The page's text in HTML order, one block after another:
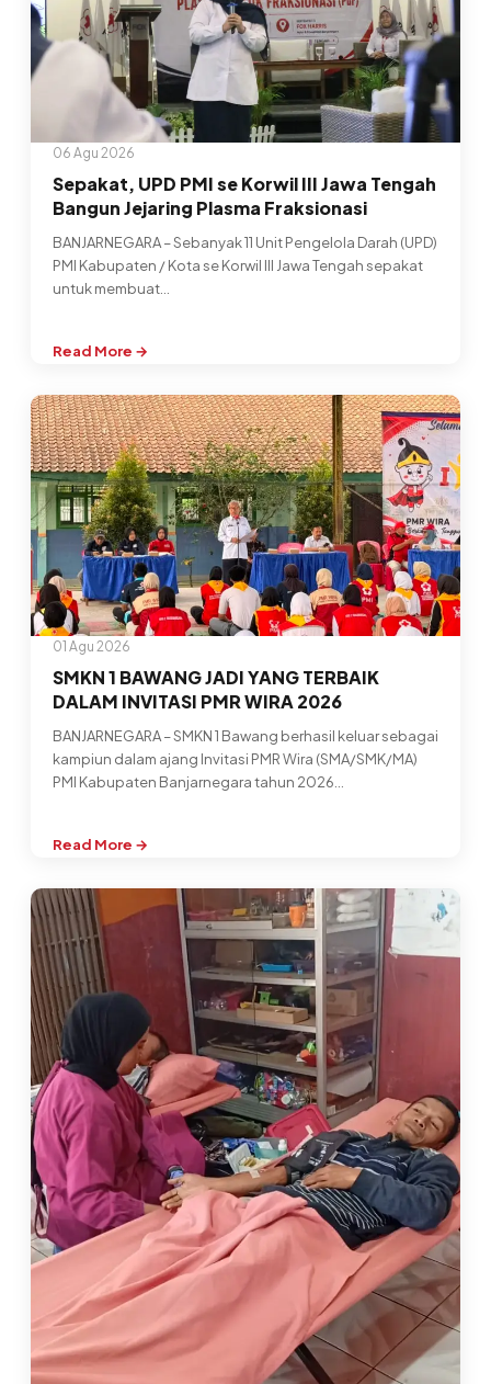
06 Agu 2026
Sepakat, UPD PMI se Korwil III Jawa Tengah
Bangun Jejaring Plasma Fraksionasi
BANJARNEGARA – Sebanyak 11 Unit Pengelola Darah (UPD)
PMI Kabupaten / Kota se Korwil III Jawa Tengah sepakat
untuk membuat…
Read More →
:
UPD
PMI
se
Korwil
III
Jawa
Tengah
Bangun
Jejaring
Plasma
Fraksionasi
01 Agu 2026
SMKN 1 BAWANG JADI YANG TERBAIK
DALAM INVITASI PMR WIRA 2026
BANJARNEGARA – SMKN 1 Bawang berhasil keluar sebagai
kampiun dalam ajang Invitasi PMR Wira (SMA/SMK/MA)
PMI Kabupaten Banjarnegara tahun 2026…
Read More →
:
1
BAWANG
JADI
YANG
TERBAIK
DALAM
INVITASI
PMR
WIRA
2026